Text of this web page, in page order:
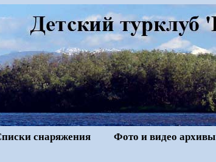
снаряжения Фото и видео архивы